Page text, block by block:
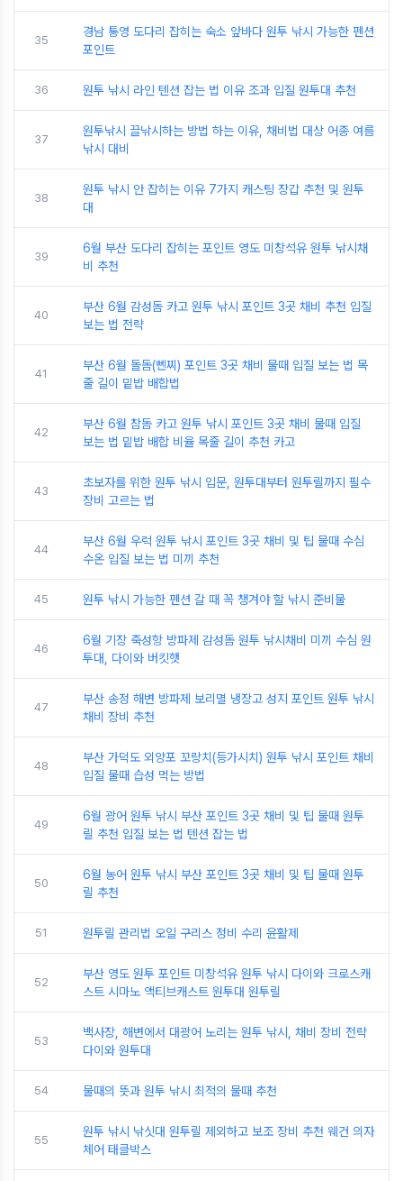
35
경남 통영 도다리 잡히는 숙소 앞바다 원투 낚시 가능한 펜션
포인트
36 원투 낚시 라인 텐션 잡는 법 이유 조과 입질 원투대 추천
37
원투낚시 끌낚시하는 방법 하는 이유, 채비법 대상 어종 여름
낚시 대비
38
원투 낚시 안 잡히는 이유 7가지 캐스팅 장갑 추천 및 원투
대
39
6월 부산 도다리 잡히는 포인트 영도 미창석유 원투 낚시채
비 추천
40
부산 6월 감성돔 카고 원투 낚시 포인트 3곳 채비 추천 입질
보는 법 전략
41
부산 6월 돌돔(뻰찌) 포인트 3곳 채비 물때 입질 보는 법 목
줄 길이 밑밥 배합법
42
부산 6월 참돔 카고 원투 낚시 포인트 3곳 채비 물때 입질
보는 법 밑밥 배합 비율 목줄 길이 추천 카고
43
초보자를 위한 원투 낚시 입문, 원투대부터 원투릴까지 필수
장비 고르는 법
44
부산 6월 우럭 원투 낚시 포인트 3곳 채비 및 팁 물때 수심
수온 입질 보는 법 미끼 추천
45 원투 낚시 가능한 펜션 갈 때 꼭 챙겨야 할 낚시 준비물
46
6월 기장 죽성항 방파제 감성돔 원투 낚시채비 미끼 수심 원
투대, 다이와 버킷햇
47
부산 송정 해변 방파제 보리멸 냉장고 성지 포인트 원투 낚시
채비 장비 추천
48
부산 가덕도 외양포 꼬랑치(등가시치) 원투 낚시 포인트 채비
입질 물때 습성 먹는 방법
49
6월 광어 원투 낚시 부산 포인트 3곳 채비 및 팁 물때 원투
릴 추천 입질 보는 법 텐션 잡는 법
50
6월 농어 원투 낚시 부산 포인트 3곳 채비 및 팁 물때 원투
릴 추천
51 원투릴 관리법 오일 구리스 정비 수리 윤활제
52
부산 영도 원투 포인트 미창석유 원투 낚시 다이와 크로스캐
스트 시마노 액티브캐스트 원투대 원투릴
53
백사장, 해변에서 대광어 노리는 원투 낚시, 채비 장비 전략
다이와 원투대
54 물때의 뜻과 원투 낚시 최적의 물때 추천
55
원투 낚시 낚싯대 원투릴 제외하고 보조 장비 추천 웨건 의자
체어 태클박스